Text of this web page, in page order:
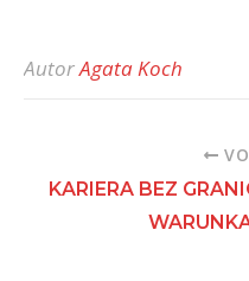
AutorAgata Koch
KARIERA BEZ